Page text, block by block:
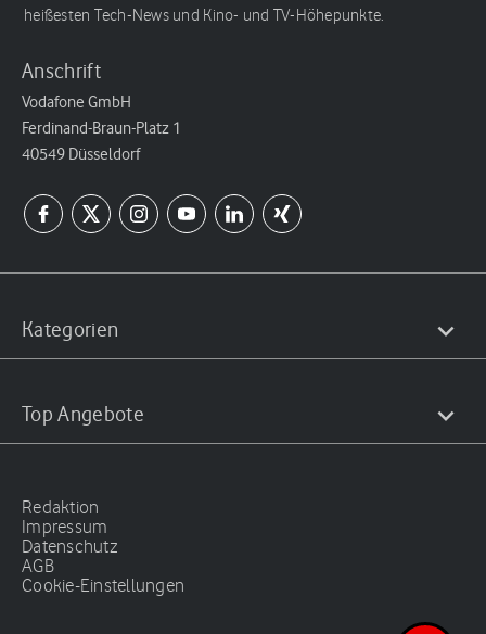
heißesten Tech-News und Kino- und TV-Höhepunkte.
Anschrift
Vodafone GmbH
Ferdinand-Braun-Platz 1
40549 Düsseldorf
Kategorien
Top Angebote
Redaktion
Impressum
Datenschutz
AGB
Cookie-Einstellungen